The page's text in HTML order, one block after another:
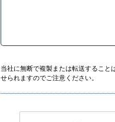
当社に無断で複製または転送すること
せられますのでご注意ください。